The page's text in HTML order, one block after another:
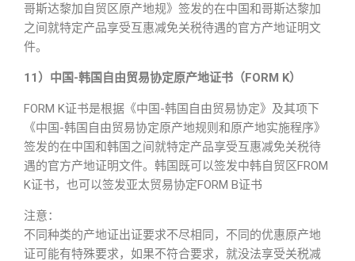
哥斯达黎加自贸区原产地规》签发的在中国和哥斯达黎加
之间就特定产品享受互惠减免关税待遇的官方产地证明文
件。
11）中国-韩国自由贸易协定原产地证书（FORM K）
FORM K证书是根据《中国-韩国自由贸易协定》及其项下
《中国-韩国自由贸易协定原产地规则和原产地实施程序》
签发的在中国和韩国之间就特定产品享受互惠减免关税待
遇的官方产地证明文件。韩国既可以签发中韩自贸区FROM
K证书，也可以签发亚太贸易协定FORM B证书
注意：
不同种类的产地证出证要求不尽相同，不同的优惠原产地
证可能有特殊要求，如果不符合要求，就没法享受关税减